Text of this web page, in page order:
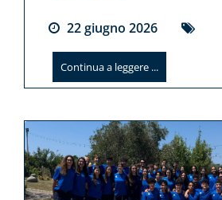
22giugno 2026
Continua a leggere ...